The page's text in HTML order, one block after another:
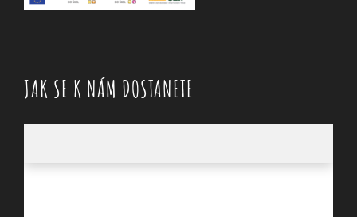
JAK SE K NÁM DOSTANETE